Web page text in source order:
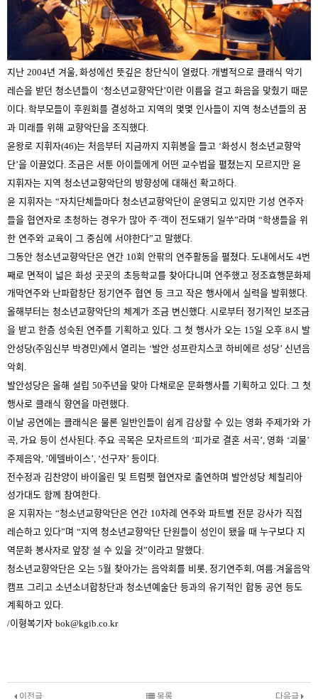
지난 2004년 겨울, 화성에선 뜻깊은 창단식이 열렸다. 개별적으로 클래식 악기
레슨을 받던 청소년들이 ‘청소년교향악단’이란 이름을 걸고 화음을 맞췄기 때문
이다. 학부모들이 후원회를 결성하고 지역의 몇몇 인사들이 지역 청소년들의 꿈
과 미래를 위해 교향악단을 조직했다.
윤왕로 지휘자(46)는 처음부터 지금까지 지휘봉을 들고 ‘화성시 청소년교향악
단’을 이끌었다. 조금은 서툰 아이들에게 어떤 교수법을 펼쳤는지 모르지만 윤
지휘자는 지역 청소년교향악단의 방향성에 대해선 확고하다.
윤 지휘자는 “자치단체들마다 청소년교향악단이 운영되고 있지만 기성 연주자
들을 협연자로 초청하는 경우가 많아 주·객이 전도돼기 일쑤”라며 “학생들을 위
한 연주와 교육이 그 중심에 서야한다”고 말했다.
그동안 청소년교향악단은 연간 10회 안팎의 연주활동을 펼쳤다. 도내에서도 4번
째로 면적이 넓은 화성 곳곳의 초등학교를 찾아다니며 연주했고 정조효행문화제
개막연주와 난파합창단 정기연주 협연 등 크고 작은 행사에서 실력을 발휘했다.
올해부터는 청소년교향악단의 체계가 조금 변신했다. 시로부터 정기적인 보조금
을 받고 한층 성숙된 연주를 기획하고 있다. 그 첫 행사가 오는 15일 오후 8시 발
안성당(주임신부 박경민)에서 열리는 ‘발안 성프란치스코 하비에르 성당’ 신년음
악회.
발안성당은 올해 설립 50주년을 맞아 다채로운 문화행사를 기획하고 있다. 그 첫
행사로 클래식 향연을 마련했다.
이날 공연에는 클래식은 물론 일반인들이 쉽게 감상할 수 있는 영화 주제가와 가
곡, 가요 등이 선사된다. 주요 곡목은 모차르트의 ‘피가로 결혼 서곡’, 영화 ‘괴물’
주제음악, ’에델바이스’, ‘선구자’ 등이다.
전수정과 김찬양이 바이올린 및 트럼펫 협연자로 출연하며 발안성당 체칠리아
성가대도 함께 참여한다.
윤 지휘자는 “청소년교향악단은 연간 10차례 연주와 파트별 전문 강사가 직접
레슨하고 있다”며 “지역 청소년교향악단 단원들이 성인이 됐을 때 누구보다 지
역문화 봉사자로 앞장 설 수 있을 것”이라고 말했다.
청소년교향악단은 오는 5월 찾아가는 음악회를 비롯, 정기연주회, 여름·겨울음악
캠프 그리고 소년소녀합창단과 청소년예술단 등과의 유기적인 합동 공연 등도
계획하고 있다.
/이형복기자 bok@kgib.co.kr
이전글 다음글
목록